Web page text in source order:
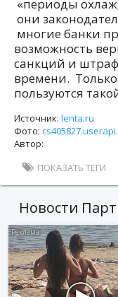
«периоды
они
многие банки
возможность
санкций и
времени.
пользуются
Источник: lenta.ru
Фото:
Автор:
ПОКАЗАТЬ ТЕГИ
Новости